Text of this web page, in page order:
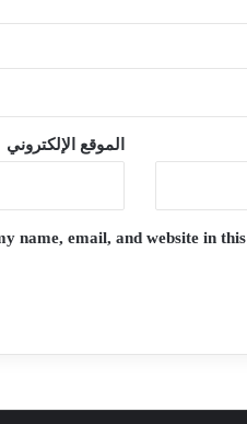
الموقع الإلكتروني
name, email, and website in